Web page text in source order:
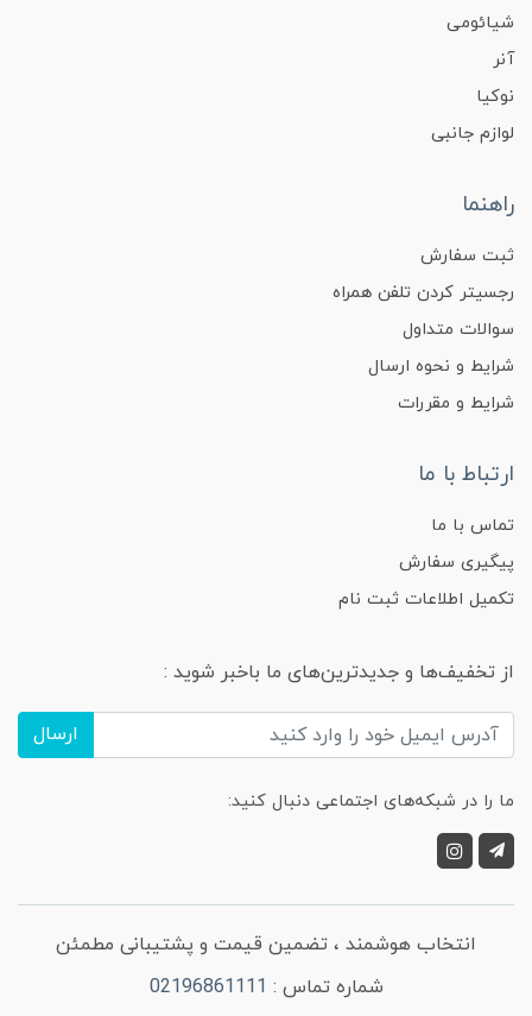
شیائومی
آنر
نوکیا
لوازم جانبی
راهنما
ثبت سفارش
رجسیتر کردن تلفن همراه
سوالات متداول
شرایط و نحوه ارسال
شرایط و مقررات
ارتباط با ما
تماس با ما
پیگیری سفارش
تکمیل اطلاعات ثبت نام
از تخفیف‌ها و جدیدترین‌های ما باخبر شوید :
ارسال
ما را در شبکه‌های اجتماعی دنبال کنید:
انتخاب هوشمند ، تضمین قیمت و پشتیبانی مطمئن
شماره تماس : 02196861111